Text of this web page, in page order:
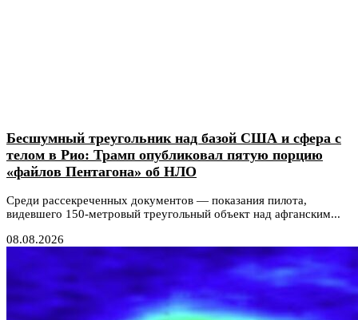
Бесшумный треугольник над базой США и сфера с
телом в Рио: Трамп опубликовал пятую порцию
«файлов Пентагона» об НЛО
Среди рассекреченных документов — показания пилота,
видевшего 150-метровый треугольный объект над афганским...
08.08.2026